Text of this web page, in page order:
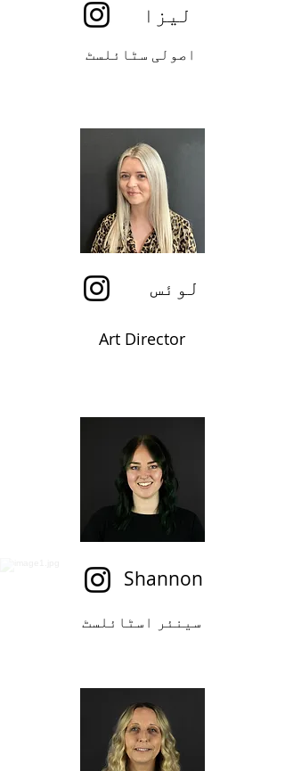
لیزا
اصولی سٹائلسٹ
لوئس
Art Director
Shannon
سینئر اسٹائلسٹ